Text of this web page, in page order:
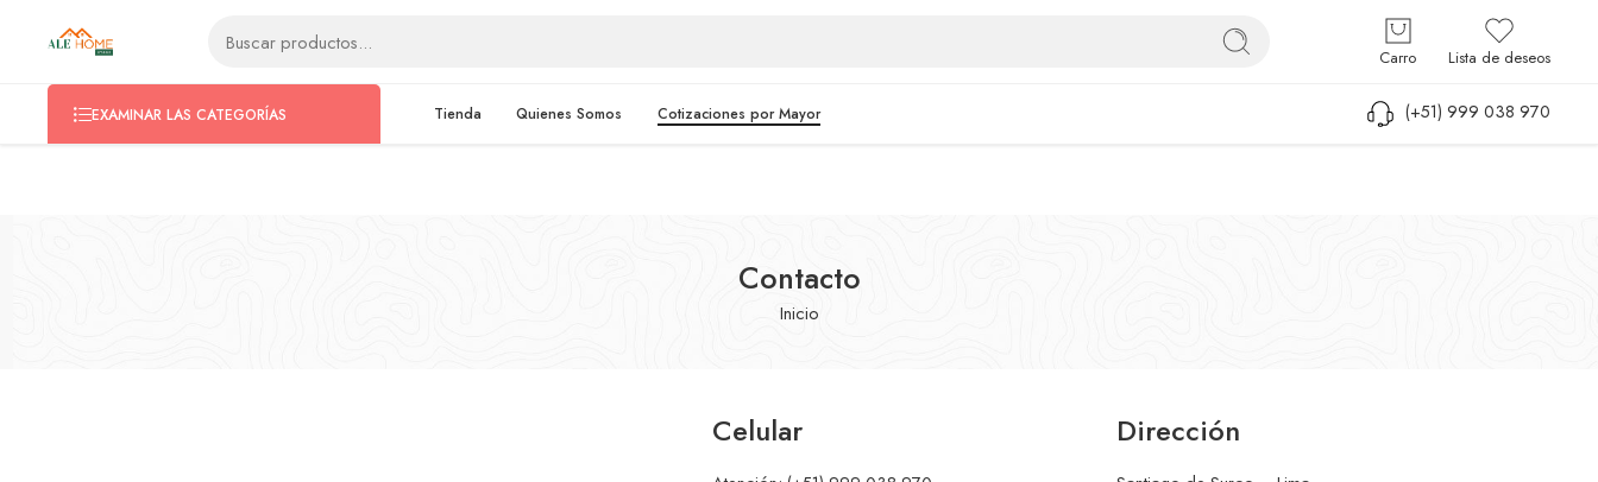
ventas@alehomestore.com Iniciar sesión / Registrarse
Carro Lista de deseos
EXAMINAR LAS CATEGORÍAS Tienda Quienes Somos Cotizaciones por Mayor (+51) 999 038 970
Contacto
Inicio
Celular Dirección